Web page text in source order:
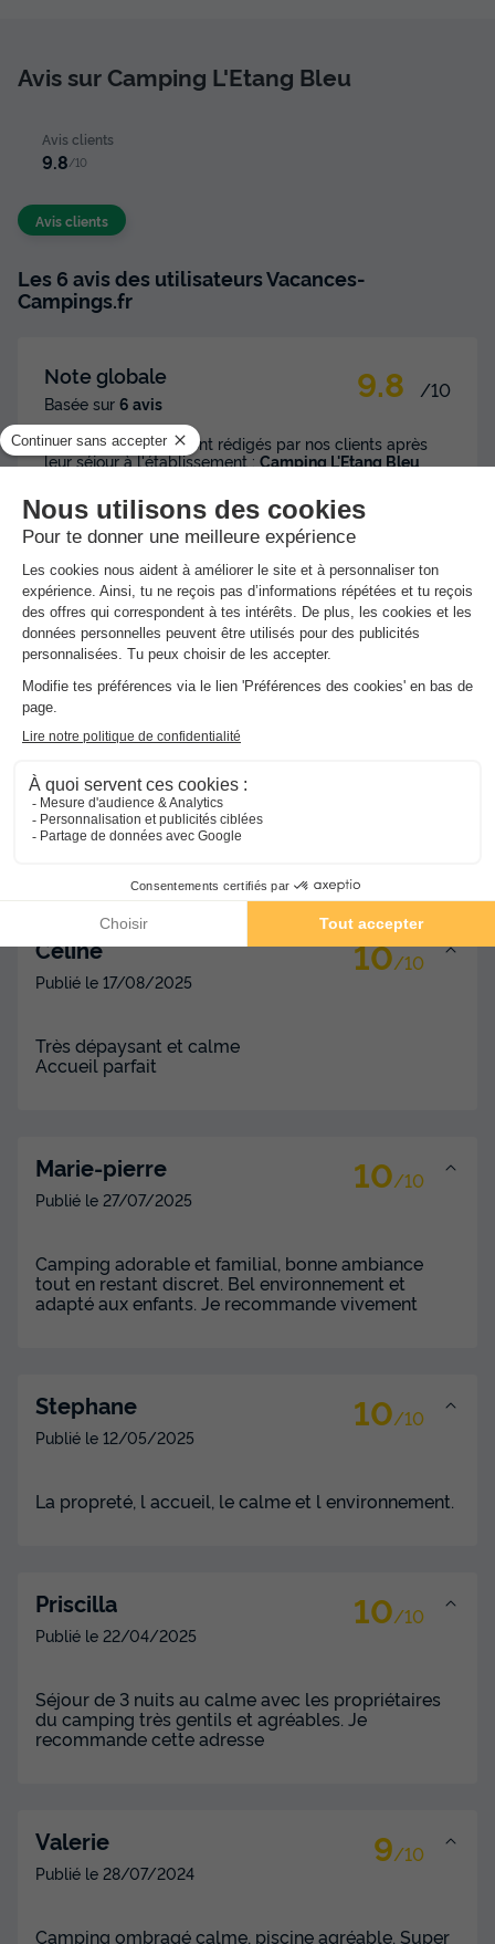
Avis sur Camping L'Etang Bleu
Avis clients
9.8/10
Avis clients
Les 6 avis des utilisateurs Vacances-
Campings.fr
Note globale
Basée sur 6 avis 9.8 /10
Les commentaires sont rédigés par nos clients après
leur séjour à l'établissement : Camping L'Etang Bleu
Résumé des avis
Situation et alentours
Services et équipes 10
Propreté de l'hébergement
Confort de l'hébergement 9.5
Qualité de l'animation
Avis clients100% vérifiés
Céline 10/10
Publié le 17/08/2025
Très dépaysant et calme
Accueil parfait
Marie-pierre 10/10
Publié le 27/07/2025
Camping adorable et familial, bonne ambiance
tout en restant discret. Bel environnement et
adapté aux enfants. Je recommande vivement
Stephane 10/10
Publié le 12/05/2025
La propreté, l accueil, le calme et l environnement.
Priscilla 10/10
Publié le 22/04/2025
Séjour de 3 nuits au calme avec les propriétaires
du camping très gentils et agréables. Je
recommande cette adresse
Valerie 9/10
Publié le 28/07/2024
Camping ombragé calme, piscine agréable. Super